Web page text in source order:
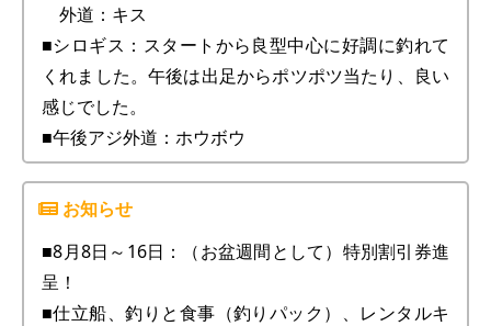
外道：キス
■シロギス：スタートから良型中心に好調に釣れて
くれました。午後は出足からポツポツ当たり、良い
感じでした。
■午後アジ外道：ホウボウ
■8月8日～16日：（お盆週間として）特別割引券進
呈！
■仕立船、釣りと食事（釣りパック）、レンタルキ